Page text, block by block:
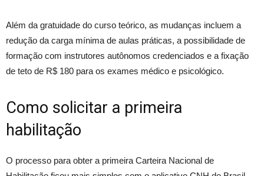
Além da gratuidade do curso teórico, as mudanças incluem a
redução da carga mínima de aulas práticas, a possibilidade de
formação com instrutores autônomos credenciados e a fixação
de teto de R$ 180 para os exames médico e psicológico.
Como solicitar a primeira
habilitação
O processo para obter a primeira Carteira Nacional de